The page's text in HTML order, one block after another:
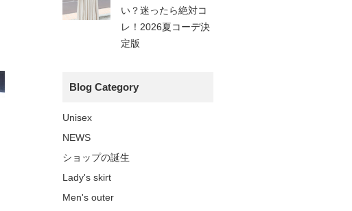
い？迷ったら絶対コ
レ！2026夏コーデ決
定版
Blog Category
Unisex
NEWS
ショップの誕生
Lady's skirt
Men's outer